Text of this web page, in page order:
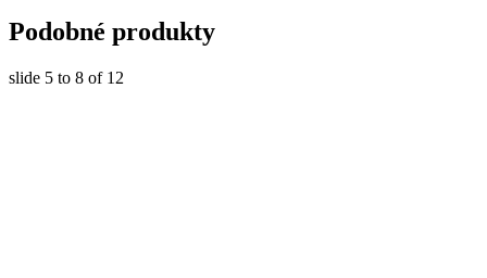
Podobné produkty
slide 5 to 8 of 12